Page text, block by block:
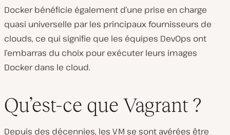
Docker bénéficie également d’une prise en charge
quasi universelle par les principaux fournisseurs de
clouds, ce qui signifie que les équipes DevOps ont
l’embarras du choix pour exécuter leurs images
Docker dans le cloud.
Qu’est-ce que Vagrant ?
Depuis des décennies, les VM se sont avérées être